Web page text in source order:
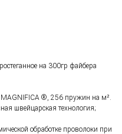
на 300гр файбера
®, 256 пружин на м².
швейцарская технология;
обработке проволоки при